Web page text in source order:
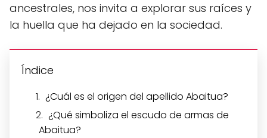
ancestrales, nos invita a explorar sus raíces y
la huella que ha dejado en la sociedad.
Índice
¿Cuál es el origen del apellido Abaitua?
¿Qué simboliza el escudo de armas de
Abaitua?